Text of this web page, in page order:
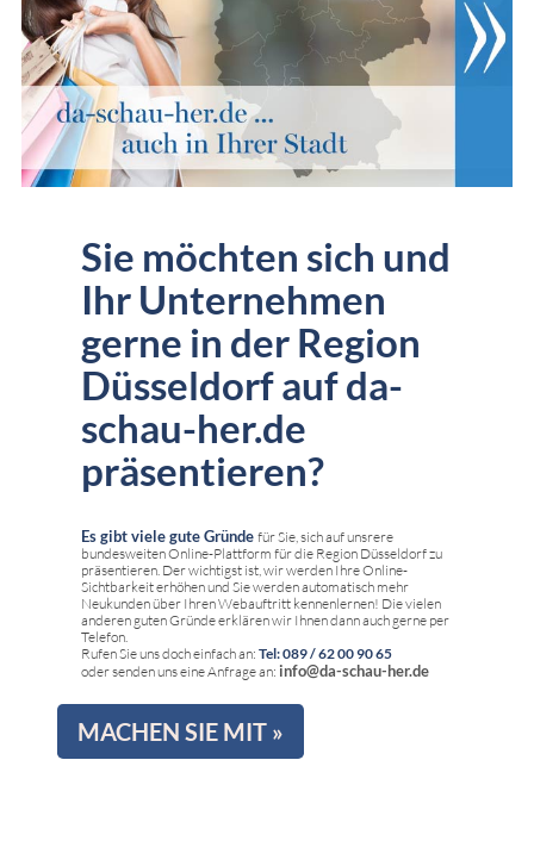
Sie möchten sich und
Ihr Unternehmen
gerne in der Region
Düsseldorf auf da-
schau-her.de
präsentieren?
Es gibt viele gute Gründe für Sie, sich auf unsrere
bundesweiten Online-Plattform für die Region Düsseldorf zu
präsentieren. Der wichtigst ist, wir werden Ihre Online-
Sichtbarkeit erhöhen und Sie werden automatisch mehr
Neukunden über Ihren Webauftritt kennenlernen! Die vielen
anderen guten Gründe erklären wir Ihnen dann auch gerne per
Telefon.
Rufen Sie uns doch einfach an: Tel: 089 / 62 00 90 65
oder senden uns eine Anfrage an: info@da-schau-her.de
MACHEN SIE MIT »